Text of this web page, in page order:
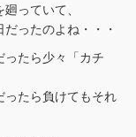
っていて、
ったのよね・・・
ったら少々「カチ
ったら負けてもそれ